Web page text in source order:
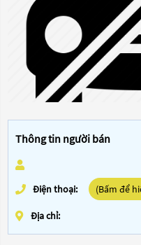
Thông tin người bán
Điện thoại: (Bấm để
Địa chỉ: